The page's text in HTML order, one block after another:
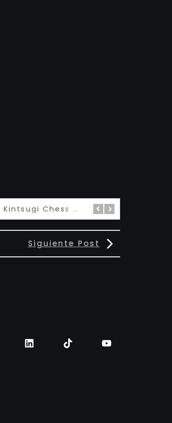
Kintsugi Chess 金継ぎ
Siguiente Post